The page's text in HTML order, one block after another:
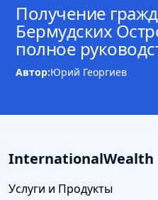
Получение
Бермудских
полное
Автор:Юрий Георгиев
InternationalWealth
Услуги и Продукты